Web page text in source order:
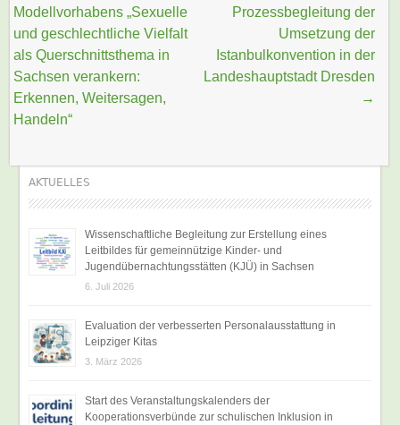
Modellvorhabens „Sexuelle
und geschlechtliche Vielfalt
als Querschnittsthema in
Sachsen verankern:
Erkennen, Weitersagen,
Handeln“
Prozessbegleitung der
Umsetzung der
Istanbulkonvention in der
Landeshauptstadt Dresden
→
AKTUELLES
Wissenschaftliche Begleitung zur Erstellung eines
Leitbildes für gemeinnützige Kinder- und
Jugendübernachtungsstätten (KJÜ) in Sachsen
6. Juli 2026
Evaluation der verbesserten Personalausstattung in
Leipziger Kitas
3. März 2026
Start des Veranstaltungskalenders der
Kooperationsverbünde zur schulischen Inklusion in